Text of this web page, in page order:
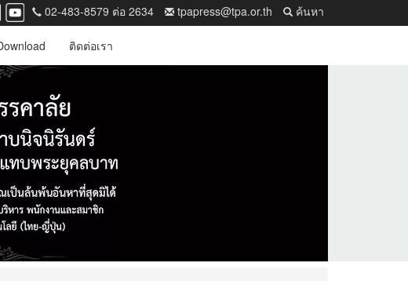
02-483-8579 ต่อ 2634 tpapress@tpa.or.th ค้นหา
ติดต่อเรา